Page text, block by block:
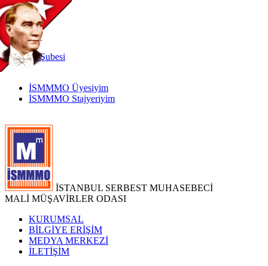
TR
|
EN
İnternetŞubesi
İSMMMO Üyesiyim
İSMMMO Stajyeriyim
İSTANBUL SERBEST MUHASEBECİ
MALİ MÜŞAVİRLER ODASI
KURUMSAL
BİLGİYE ERİŞİM
MEDYA MERKEZİ
İLETİŞİM